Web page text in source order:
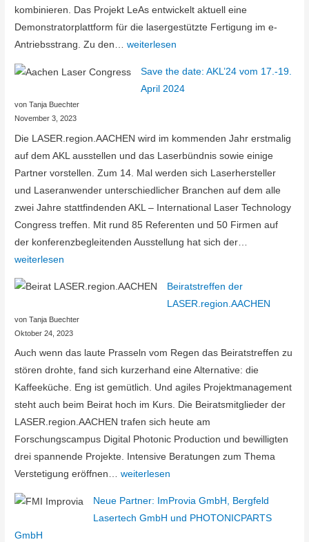
kombinieren. Das Projekt LeAs entwickelt aktuell eine
Demonstratorplattform für die lasergestützte Fertigung im e-
Antriebsstrang. Zu den…LeAs
Laser
weiterlesen
Save the date: AKL’24 vom 17.-19.
April 2024
von Tanja Buechter
November 3, 2023
Die LASER.region.AACHEN wird im kommenden Jahr erstmalig
auf dem AKL ausstellen und das Laserbündnis sowie einige
Partner vorstellen. Zum 14. Mal werden sich Laserhersteller
und Laseranwender unterschiedlicher Branchen auf dem alle
zwei Jahre stattfindenden AKL – International Laser Technology
Congress treffen. Mit rund 85 Referenten und 50 Firmen auf
der konferenzbegleitenden Ausstellung hat sich der…
weiterlesen
Beiratstreffen der
LASER.region.AACHEN
von Tanja Buechter
Oktober 24, 2023
Auch wenn das laute Prasseln vom Regen das Beiratstreffen zu
stören drohte, fand sich kurzerhand eine Alternative: die
Kaffeeküche. Eng ist gemütlich. Und agiles Projektmanagement
steht auch beim Beirat hoch im Kurs. Die Beiratsmitglieder der
LASER.region.AACHEN trafen sich heute am
Forschungscampus Digital Photonic Production und bewilligten
drei spannende Projekte. Intensive Beratungen zum Thema
Verstetigung eröffnen…Beiratstreffen
weiterlesen
Neue Partner: ImProvia GmbH, Bergfeld
Lasertech GmbH und PHOTONICPARTS
GmbH